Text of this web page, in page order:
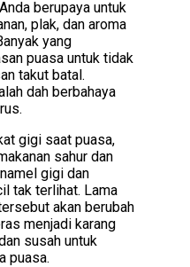
berupaya untuk
plak, dan aroma
yang
puasa untuk tidak
takut batal.
dah berbahaya
gigi saat puasa,
sahur dan
gigi dan
tak terlihat. Lama
akan berubah
menjadi karang
susah untuk
puasa.